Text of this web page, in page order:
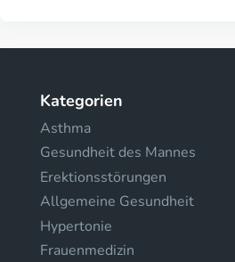
Kategorien
Asthma
Gesundheit des Mannes
Erektionsstörungen
Allgemeine Gesundheit
Hypertonie
Frauenmedizin